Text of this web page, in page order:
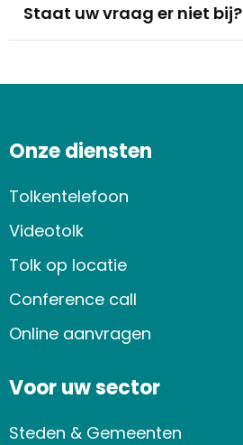
Staat uw vraag er niet bij?
Onze diensten
Tolkentelefoon
Videotolk
Tolk op locatie
Conference call
Online aanvragen
Voor uw sector
Steden & Gemeenten